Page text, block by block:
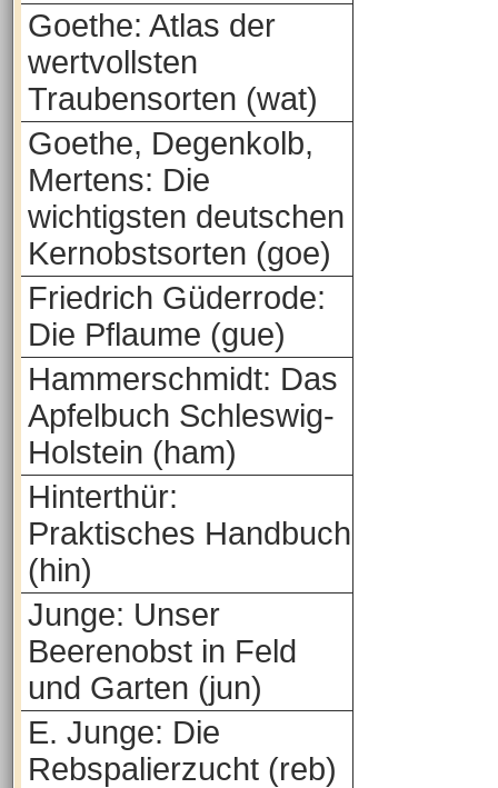
Goethe: Atlas der
wertvollsten
Traubensorten (wat)
Goethe, Degenkolb,
Mertens: Die
wichtigsten deutschen
Kernobstsorten (goe)
Friedrich Güderrode:
Die Pflaume (gue)
Hammerschmidt: Das
Apfelbuch Schleswig-
Holstein (ham)
Hinterthür:
Praktisches Handbuch
(hin)
Junge: Unser
Beerenobst in Feld
und Garten (jun)
E. Junge: Die
Rebspalierzucht (reb)